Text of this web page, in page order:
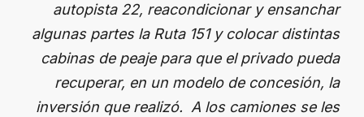
autopista 22, reacondicionar y ensanchar
algunas partes la Ruta 151 y colocar distintas
cabinas de peaje para que el privado pueda
recuperar, en un modelo de concesión, la
inversión que realizó. A los camiones se les